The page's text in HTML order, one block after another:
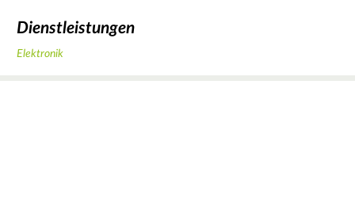
Dienstleistungen
Elektronik